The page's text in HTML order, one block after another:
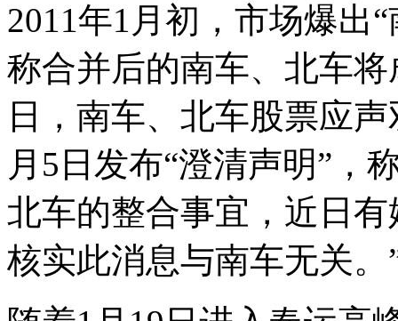
2011年1月初，市场爆出
称合并后的南车、北车
日，南车、北车股票应
月5日发布“澄清声明”，
北车的整合事宜，近日
核实此消息与南车无关。